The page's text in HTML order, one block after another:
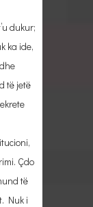
dukur;
ka ide,
të jetë
Çdo
të
Nuk i